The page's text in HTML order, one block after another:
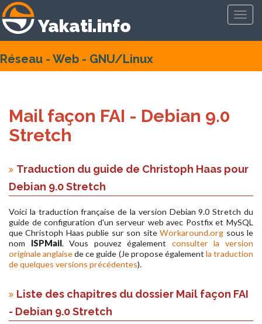
Yakati.info
Réseau - Web - GNU/Linux
Mail façon FAI - Debian 9.0
Stretch
Traduction du guide de Christoph Haas pour
Debian 9.0 Stretch
Voici la traduction française de la version Debian 9.0 Stretch du
guide de configuration d'un serveur web avec Postfix et MySQL
que Christoph Haas publie sur son siteWorkaround.org sous le
nom ISPMail. Vous pouvez également consulter la version
originale anglaisede ce guide (Je propose égalementla traduction
de quelques versions précédentes).
Liste des chapitres du dossier Mail façon FAI
- Debian 9.0 Stretch